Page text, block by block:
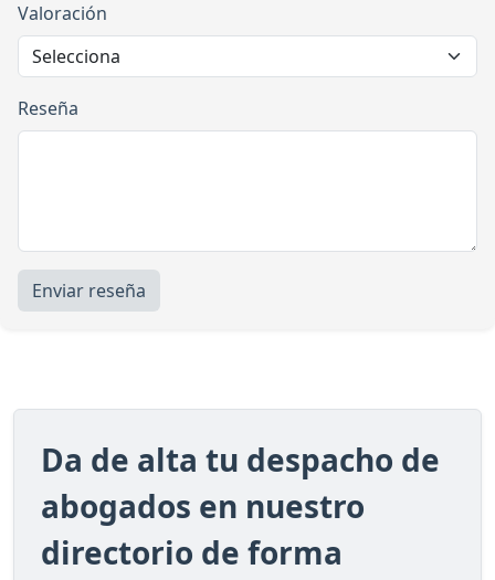
Valoración
Reseña
Enviar reseña
Da de alta tu despacho de
abogados en nuestro
directorio de forma